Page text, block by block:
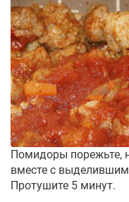
Помидоры порежьте,
вместе с
Протушите 5 минут.